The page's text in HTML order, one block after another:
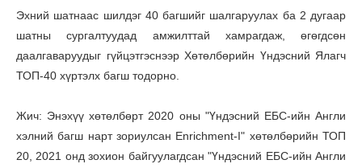
Эхний шатнаас шилдэг 40 багшийг шалгаруулах ба 2 дугаар
шатны сургалтуудад амжилттай хамрагдаж, өгөгдсөн
даалгаваруудыг гүйцэтгэснээр Хөтөлбөрийн Үндэсний Ялагч
ТОП-40 хүртэлх багш тодорно.
Жич: Энэхүү хөтөлбөрт 2020 оны "Үндэсний ЕБС-ийн Англи
хэлний багш нарт зориулсан Enrichment-I" хөтөлбөрийн ТОП
20, 2021 онд зохион байгуулагдсан "Үндэсний ЕБС-ийн Англи